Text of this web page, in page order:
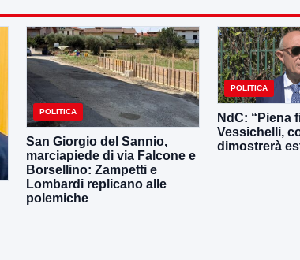
POLITICA
San Giorgio del Sannio,
marciapiede di via Falcone e
Borsellino: Zampetti e
Lombardi replicano alle
polemiche
POLITICA
NdC: “Piena
Vessichelli,
dimostrerà